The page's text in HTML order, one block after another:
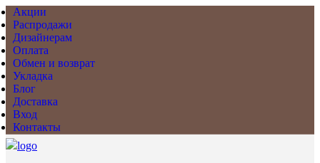
Акции
Распродажи
Дизайнерам
Оплата
Обмен и возврат
Укладка
Блог
Доставка
Вход
Контакты